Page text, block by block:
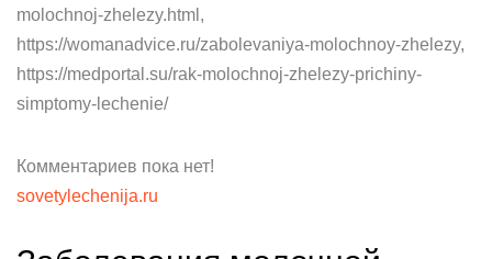
molochnoj-zhelezy.html,
https://womanadvice.ru/zabolevaniya-molochnoy-zhelezy,
https://medportal.su/rak-molochnoj-zhelezy-prichiny-
simptomy-lechenie/
Комментариев пока нет!
sovetylechenija.ru